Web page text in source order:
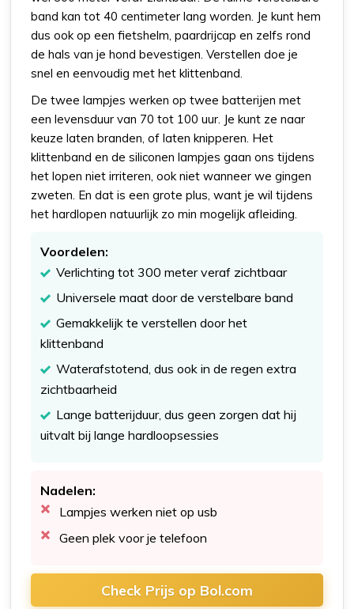
band kan tot 40 centimeter lang worden. Je kunt hem
dus ook op een fietshelm, paardrijcap en zelfs rond
de hals van je hond bevestigen. Verstellen doe je
snel en eenvoudig met het klittenband.
De twee lampjes werken op twee batterijen met
een levensduur van 70 tot 100 uur. Je kunt ze naar
keuze laten branden, of laten knipperen. Het
klittenband en de siliconen lampjes gaan ons tijdens
het lopen niet irriteren, ook niet wanneer we gingen
zweten. En dat is een grote plus, want je wil tijdens
het hardlopen natuurlijk zo min mogelijk afleiding.
Voordelen:
Verlichting tot 300 meter veraf zichtbaar
Universele maat door de verstelbare band
Gemakkelijk te verstellen door het
klittenband
Waterafstotend, dus ook in de regen extra
zichtbaarheid
Lange batterijduur, dus geen zorgen dat hij
uitvalt bij lange hardloopsessies
Nadelen:
Lampjes werken niet op usb
Geen plek voor je telefoon
Check Prijs op Bol.com